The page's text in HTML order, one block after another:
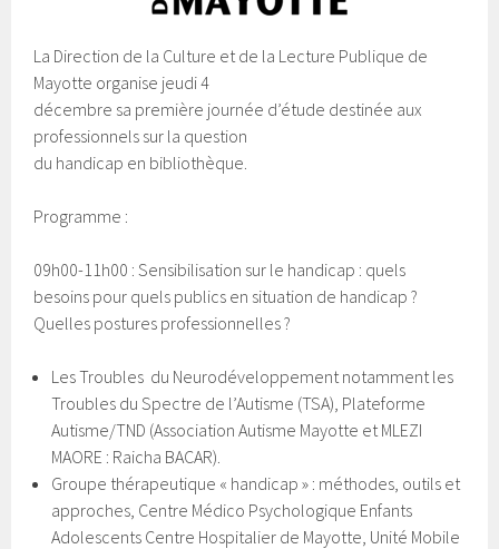
La Direction de la Culture et de la Lecture Publique de
Mayotte organise jeudi 4
décembre sa première journée d’étude destinée aux
professionnels sur la question
du handicap en bibliothèque.
Programme :
09h00-11h00 : Sensibilisation sur le handicap : quels
besoins pour quels publics en situation de handicap ?
Quelles postures professionnelles ?
Les Troubles du Neurodéveloppement notamment les
Troubles du Spectre de l’Autisme (TSA), Plateforme
Autisme/TND (Association Autisme Mayotte et MLEZI
MAORE : Raicha BACAR).
Groupe thérapeutique « handicap » : méthodes, outils et
approches, Centre Médico Psychologique Enfants
Adolescents Centre Hospitalier de Mayotte, Unité Mobile